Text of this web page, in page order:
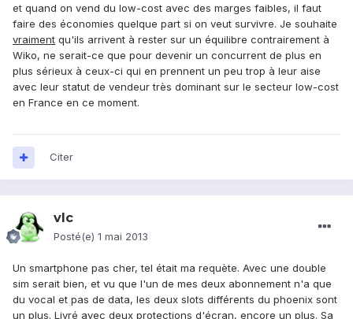
et quand on vend du low-cost avec des marges faibles, il faut
faire des économies quelque part si on veut survivre. Je souhaite
vraiment qu'ils arrivent à rester sur un équilibre contrairement à
Wiko, ne serait-ce que pour devenir un concurrent de plus en
plus sérieux à ceux-ci qui en prennent un peu trop à leur aise
avec leur statut de vendeur très dominant sur le secteur low-cost
en France en ce moment.
Citer
vlc
Posté(e) 1 mai 2013
Un smartphone pas cher, tel était ma requète. Avec une double
sim serait bien, et vu que l'un de mes deux abonnement n'a que
du vocal et pas de data, les deux slots différents du phoenix sont
un plus. Livré avec deux protections d'écran, encore un plus. Sa